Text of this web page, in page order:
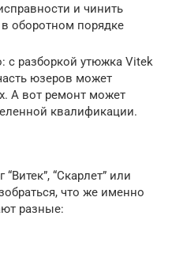
и чинить
в оборотном порядке
с разборкой утюжка Vitek
юзеров может
А вот ремонт может
квалификации.
“Скарлет” или
что же именно
разные: